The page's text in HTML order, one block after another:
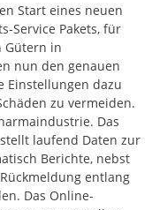
Start eines neuen
Service Pakets, für
Gütern in
nun den genauen
Einstellungen dazu
zu vermeiden.
Das
laufend Daten zur
Berichte, nebst
entlang
Das Online-